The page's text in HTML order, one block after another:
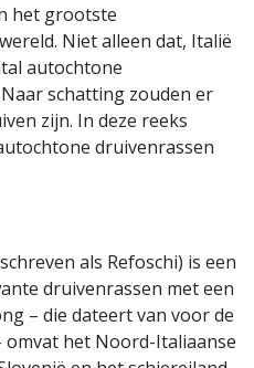
het grootste
Niet alleen dat, Italië
autochtone
schatting zouden er
zijn. In deze reeks
druivenrassen
als Refoschi) is een
druivenrassen met een
– die dateert van voor de
het Noord-Italiaanse